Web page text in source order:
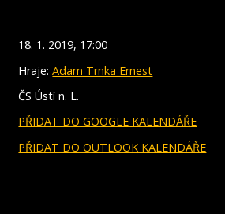
18. 1. 2019, 17:00
Hraje:Adam Trnka Ernest
ČS Ústí n. L.
PŘIDAT DO GOOGLE KALENDÁŘE
PŘIDAT DO OUTLOOK KALENDÁŘE